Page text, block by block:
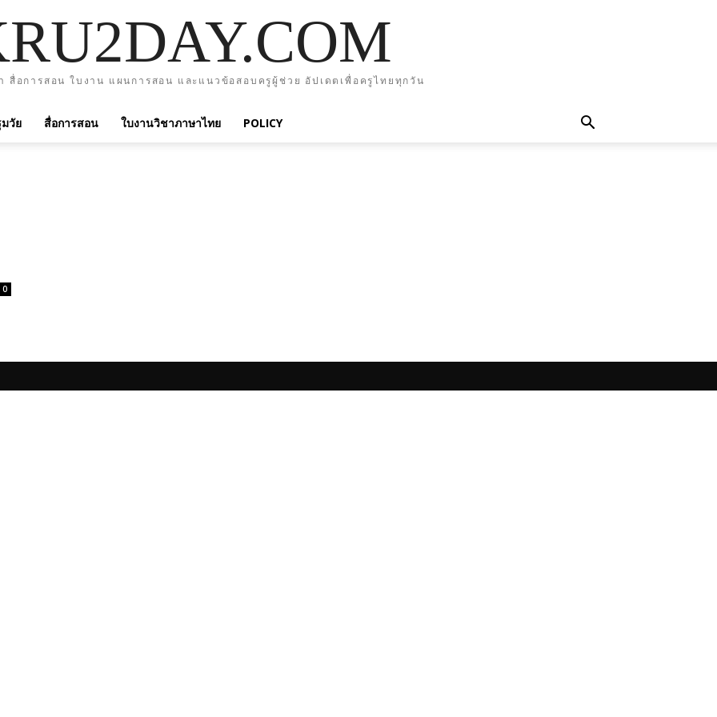
สื่อการสอน ใบงาน แผนการสอน และแนวข้อสอบครูผู้ช่วย อัปเดตเพื่อครูไทยทุกวัน
วัย สื่อการสอน ใบงานวิชาภาษาไทย POLICY
0